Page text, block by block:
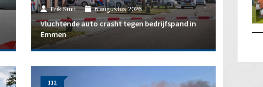
Erik Smit 6 augustus 2026
Vluchtende auto crasht tegen bedrijfspand in
Emmen
112